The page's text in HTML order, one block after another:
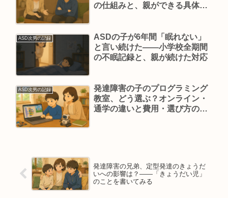
の仕組みと、親ができる具体的
ASD次男の記録
ASDの子が6年間「眠れない」
と言い続けた——小学校全期間
の不眠記録と、親が続けた対応
ASD次男の記録
発達障害の子のプログラミング
教室、どう選ぶ？オンライン・
通学の違いと費用・選び方のポ
発達障害の兄弟、定型発達のきょうだ
いへの影響は？——「きょうだい児」
のことを書いてみる